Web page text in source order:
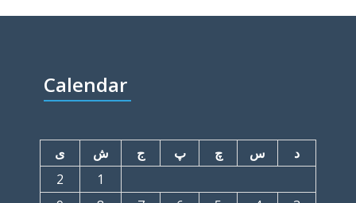
Calendar
د س چ پ ج ش
ی
1
2